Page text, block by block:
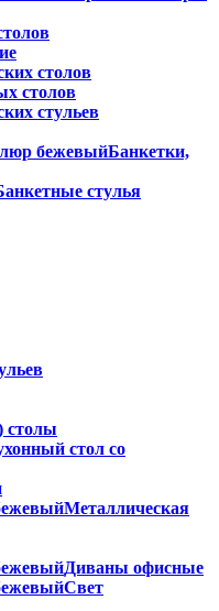
столов
столов
стульев
Банкетки,
стулья
столы
стол со
Металлическая
Диваны офисные
Свет